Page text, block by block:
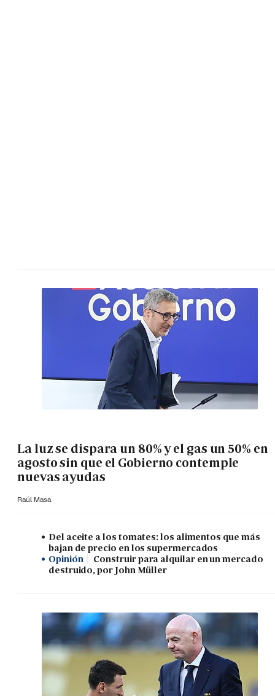
La luz se dispara un 80% y el gas un 50% en
agosto sin que el Gobierno contemple
nuevas ayudas
Raúl Masa
Del aceite a los tomates: los alimentos que más
bajan de precio en los supermercados
Opinión
Construir para alquilar en un mercado
destruido, por John Müller